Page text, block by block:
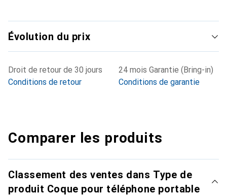
Évolution du prix
Droit de retour de 30 jours
Conditions de retour
24 mois Garantie (Bring-in)
Conditions de garantie
Comparer les produits
Classement des ventes dans Type de
produit Coque pour téléphone portable